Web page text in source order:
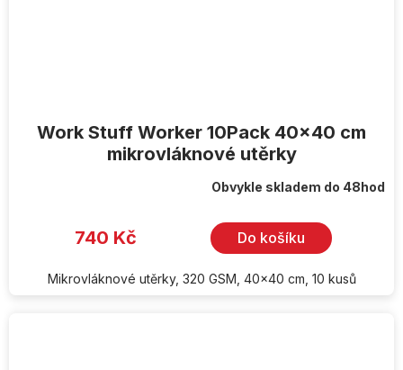
Work Stuff Worker 10Pack 40x40 cm
mikrovláknové utěrky
Obvykle skladem do 48hod
740 Kč Do košíku
Mikrovláknové utěrky, 320 GSM, 40x40 cm, 10 kusů